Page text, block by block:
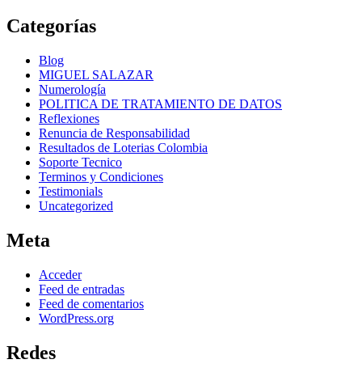
Categorías
Blog
MIGUEL SALAZAR
Numerología
POLITICA DE TRATAMIENTO DE DATOS
Reflexiones
Renuncia de Responsabilidad
Resultados de Loterias Colombia
Soporte Tecnico
Terminos y Condiciones
Testimonials
Uncategorized
Meta
Acceder
Feed de entradas
Feed de comentarios
WordPress.org
Redes